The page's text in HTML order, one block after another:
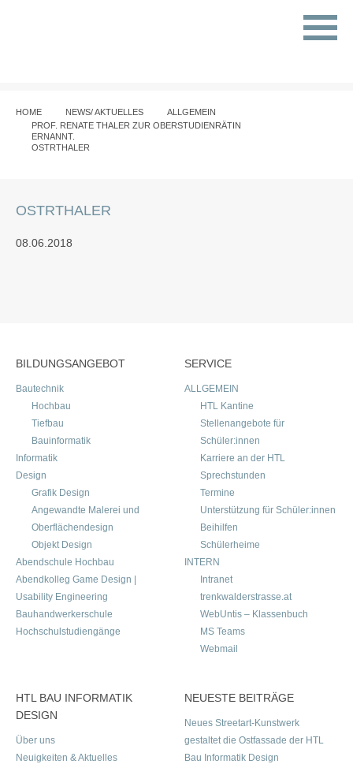
HOME NEWS/ AKTUELLES
ALLGEMEIN
PROF. RENATE THALER ZUR OBERSTUDIENRÄTIN
ERNANNT.
OSTRTHALER
OSTRTHALER
08.06.2018
BILDUNGSANGEBOT
Bautechnik
Hochbau
Tiefbau
Bauinformatik
Informatik
Design
Grafik Design
Angewandte Malerei und
Oberflächendesign
Objekt Design
Abendschule Hochbau
Abendkolleg Game Design |
Usability Engineering
Bauhandwerkerschule
Hochschulstudiengänge
SERVICE
ALLGEMEIN
HTL Kantine
Stellenangebote für
Schüler:innen
Karriere an der HTL
Sprechstunden
Termine
Unterstützung für Schüler:innen
Beihilfen
Schülerheime
INTERN
Intranet
trenkwalderstrasse.at
WebUntis – Klassenbuch
MS Teams
Webmail
HTL BAU INFORMATIK
DESIGN
Über uns
Neuigkeiten & Aktuelles
NEUESTE BEITRÄGE
Neues Streetart-Kunstwerk
gestaltet die Ostfassade der HTL
Bau Informatik Design